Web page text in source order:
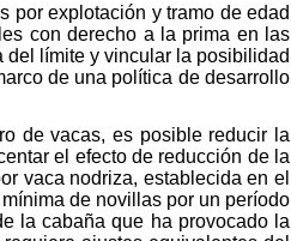
por explotación y tramo de edad
con derecho a la prima en las
límite y vincular la posibilidad
de una política de desarrollo
de vacas, es posible reducir la
el efecto de reducción de la
vaca nodriza, establecida en el
de novillas por un período
la cabaña que ha provocado la